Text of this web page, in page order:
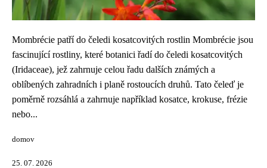
Mombrécie patří do čeledi kosatcovitých rostlin Mombrécie jsou
fascinující rostliny, které botanici řadí do čeledi kosatcovitých
(Iridaceae), jež zahrnuje celou řadu dalších známých a
oblíbených zahradních i planě rostoucích druhů. Tato čeleď je
poměrně rozsáhlá a zahrnuje například kosatce, krokuse, frézie
nebo...
domov
25. 07. 2026